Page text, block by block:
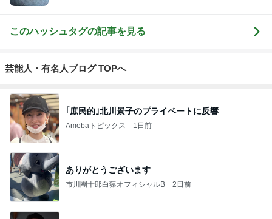
このハッシュタグの記事を見る
芸能人・有名人ブログ TOPへ
｢庶民的｣北川景子のプライベートに反響
Amebaトピックス 1日前
ありがとうございます
市川團十郎白猿オフィシャルB 2日前